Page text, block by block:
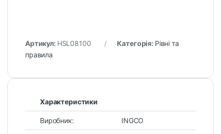
Артикул: HSL08100 Категорія: Рівні та
правила
Характеристики
Виробник: INGCO